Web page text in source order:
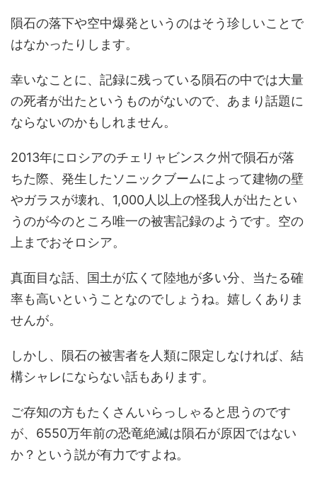
隕石の落下や空中爆発というのはそう珍しいことで
はなかったりします。
幸いなことに、記録に残っている隕石の中では大量
の死者が出たというものがないので、あまり話題に
ならないのかもしれません。
2013年にロシアのチェリャビンスク州で隕石が落
ちた際、発生したソニックブームによって建物の壁
やガラスが壊れ、1,000人以上の怪我人が出たとい
うのが今のところ唯一の被害記録のようです。空の
上までおそロシア。
真面目な話、国土が広くて陸地が多い分、当たる確
率も高いということなのでしょうね。嬉しくありま
せんが。
しかし、隕石の被害者を人類に限定しなければ、結
構シャレにならない話もあります。
ご存知の方もたくさんいらっしゃると思うのです
が、6550万年前の恐竜絶滅は隕石が原因ではない
か？という説が有力ですよね。